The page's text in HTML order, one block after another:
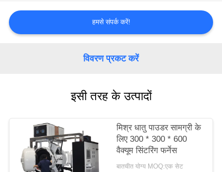
उद्धरण
मांगें
नीति
हमसे संपर्क करें!
विवरण प्रकट करें
इसी तरह के उत्पादों
मिश्र धातु पाउडर सामग्री के
लिए 300 * 300 * 600
वैक्यूम सिंटरिंग फर्नेस
बातचीत योग्य MOQ:एक सेट